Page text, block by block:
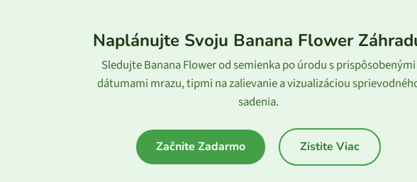
Naplánujte Svoju Banana Flower
Sledujte Banana Flower od semienka po úrodu s prispôsobenými
dátumami mrazu, tipmi na zalievanie a vizualizáciou
sadenia.
Začnite Zadarmo Zistite Viac